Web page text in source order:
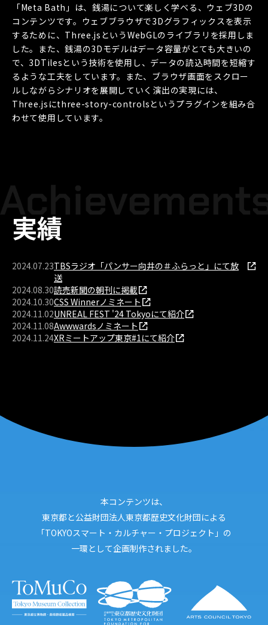
「Meta Bath」は、銭湯について楽しく学べる、ウェブ3Dの
コンテンツです。ウェブブラウザで3Dグラフィックスを表示
するために、Three.jsというWebGLのライブラリを採用しま
した。また、銭湯の3Dモデルはデータ容量がとても大きいの
で、3DTilesという技術を使用し、データの読込時間を短縮す
るような工夫をしています。また、ブラウザ画面をスクロー
ルしながらシナリオを展開していく演出の実現には、
Three.jsにthree-story-controlsというプラグインを組み合
わせて使用しています。
実績
2024.07.23TBSラジオ「パンサー向井の＃ふらっと」にて放
送
2024.08.30読売新聞の朝刊に掲載
2024.10.30CSS Winnerノミネート
2024.11.02UNREAL FEST '24 Tokyoにて紹介
2024.11.08Awwwardsノミネート
2024.11.24XRミートアップ東京#1にて紹介
本コンテンツは、
東京都と公益財団法人東京都歴史文化財団による
「TOKYOスマート・カルチャー・プロジェクト」の
一環として企画制作されました。